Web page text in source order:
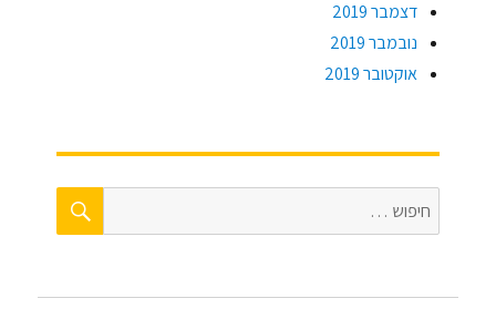
דצמבר 2019
נובמבר 2019
אוקטובר 2019
חיפוש